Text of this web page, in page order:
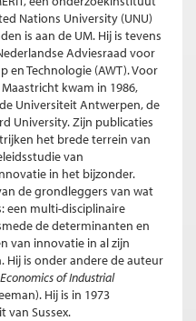
Nations University (UNU)
is aan de UM. Hij is tevens
Adviesraad voor
en Technologie (AWT). Voor
kwam in 1986,
Universiteit Antwerpen, de
University. Zijn publicaties
het brede terrein van
van
in het bijzonder.
de grondleggers van wat
een multi-disciplinaire
de determinanten en
van innovatie in al zijn
is onder andere de auteur
of Industrial
Hij is in 1973
van Sussex.